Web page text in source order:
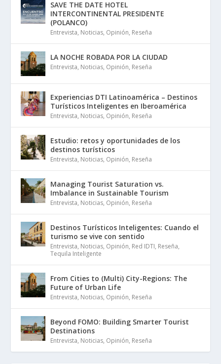
SAVE THE DATE HOTEL
INTERCONTINENTAL PRESIDENTE
(POLANCO)
Entrevista, Noticias, Opinión, Reseña
LA NOCHE ROBADA POR LA CIUDAD
Entrevista, Noticias, Opinión, Reseña
Experiencias DTI Latinoamérica – Destinos
Turísticos Inteligentes en Iberoamérica
Entrevista, Noticias, Opinión, Reseña
Estudio: retos y oportunidades de los
destinos turísticos
Entrevista, Noticias, Opinión, Reseña
Managing Tourist Saturation vs.
Imbalance in Sustainable Tourism
Entrevista, Noticias, Opinión, Reseña
Destinos Turísticos Inteligentes: Cuando el
turismo se vive con sentido
Entrevista, Noticias, Opinión, Red IDTI, Reseña,
Tequila Inteligente
From Cities to (Multi) City-Regions: The
Future of Urban Life
Entrevista, Noticias, Opinión, Reseña
Beyond FOMO: Building Smarter Tourist
Destinations
Entrevista, Noticias, Opinión, Reseña